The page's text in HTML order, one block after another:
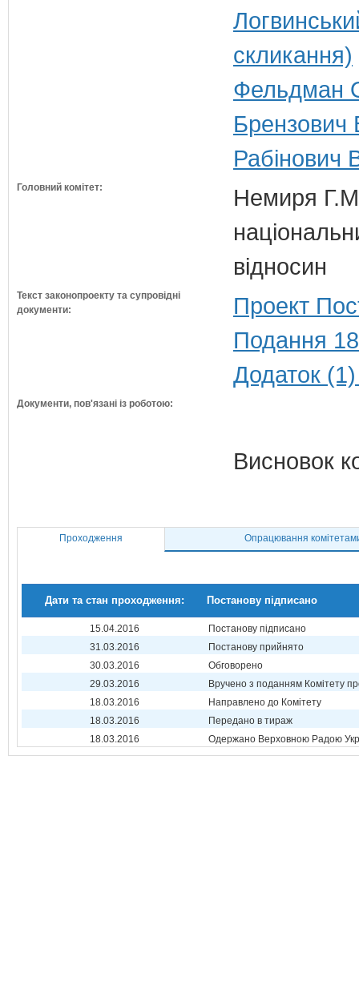
скликання)
Фельдман
Брензович
Рабінович
Головний комітет:
Немиря
відносин
Текст законопроекту та супровідні
документи:
Проект
Подання
Додаток
Документи, пов'язані із роботою:
Висновок
Проходження Опрацювання
Дати та стан проходження: Постанову підписано
15.04.2016
Постанову підписано
31.03.2016
Постанову прийнято
30.03.2016
Обговорено
29.03.2016
Вручено з поданням Комітету
18.03.2016
Направлено до Комітету
18.03.2016
Передано в тираж
18.03.2016
Одержано Верховною Радою